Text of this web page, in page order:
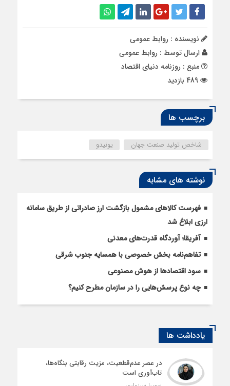
نویسنده : روابط عمومی
ارسال توسط : روابط عمومی
منبع : روزنامه دنیای اقتصاد
برچسب ها
شاخص تولید صنعت جهان یونیدو
نوشته های مشابه
فهرست کالاهای مشمول بازگشت ارز صادراتی از طریق سامانه
ارزی ابلاغ شد
آفریقا؛ آوردگاه قدرت‌های معدنی
تفاهم‌نامه بخش خصوصی با همسایه جنوب شرقی
سود اقتصاد‌ها از هوش مصنوعی
چه نوع پرسش‌هایی را در سازمان مطرح کنیم؟
یادداشت ها
در عصر عدم‌قطعیت، مزیت رقابتی بنگاه‌ها،
تاب‌آوری است